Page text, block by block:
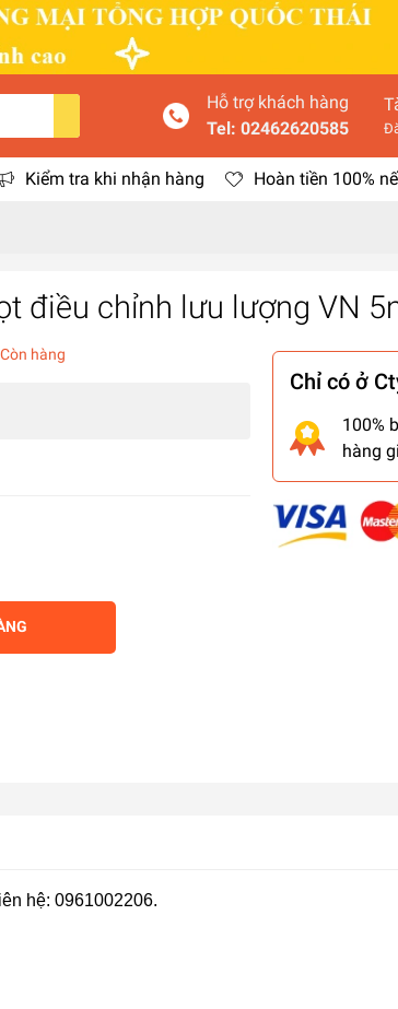
Hỗ trợ khách hàng
Tel: 02462620585
Kiểm tra khi nhận hàng Hoàn tiền 100%
điều chỉnh lưu lượng VN
Còn hàng
Chỉ có ở
100%
hàng
hệ: 0961002206.